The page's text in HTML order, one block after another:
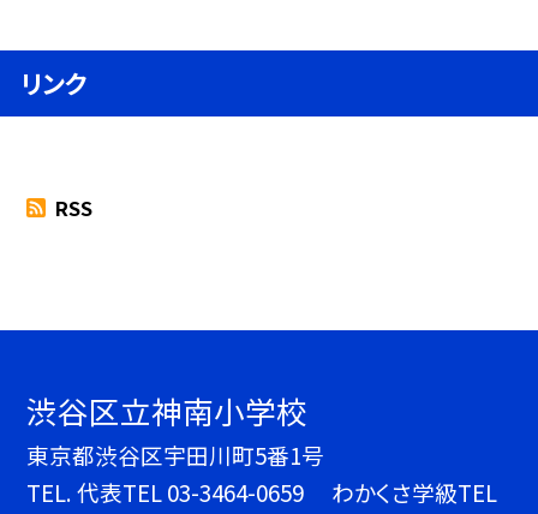
リンク
RSS
渋谷区立神南小学校
東京都渋谷区宇田川町5番1号
TEL.代表TEL 03-3464-0659 わかくさ学級TEL